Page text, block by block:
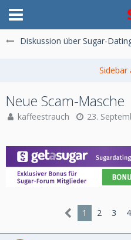
Diskussion über Sugar-
Neue Scam-Masche
kaffeestrauch 23.
1 2 3 4